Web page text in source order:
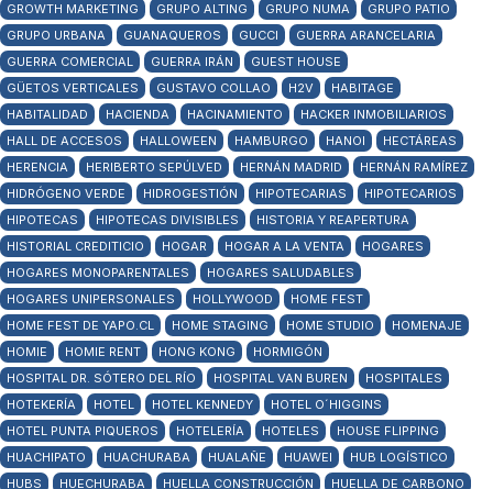
GROWTH MARKETING
GRUPO ALTING GRUPO NUMA
GRUPO PATIO
GRUPO URBANA
GUANAQUEROS GUCCI
GUERRA ARANCELARIA
GUERRA COMERCIAL
GUERRA IRÁN
GUEST HOUSE
GÜETOS VERTICALES
GUSTAVO COLLAO H2V
HABITAGE
HABITALIDAD
HACIENDA HACINAMIENTO
HACKER INMOBILIARIOS
HALL DE ACCESOS
HALLOWEEN HAMBURGO HANOI
HECTÁREAS
HERENCIA
HERIBERTO SEPÚLVED HERNÁN MADRID
HERNÁN RAMÍREZ
HIDRÓGENO VERDE
HIDROGESTIÓN HIPOTECARIAS
HIPOTECARIOS
HIPOTECAS
HIPOTECAS DIVISIBLES
HISTORIA Y REAPERTURA
HISTORIAL CREDITICIO
HOGAR HOGAR A LA VENTA
HOGARES
HOGARES MONOPARENTALES
HOGARES SALUDABLES
HOGARES UNIPERSONALES
HOLLYWOOD
HOME FEST
HOME FEST DE YAPO.CL
HOME STAGING HOME STUDIO
HOMENAJE
HOMIE
HOMIE RENT HONG KONG
HORMIGÓN
HOSPITAL DR. SÓTERO DEL RÍO
HOSPITAL VAN BUREN
HOSPITALES
HOTEKERÍA
HOTEL HOTEL KENNEDY
HOTEL O´HIGGINS
HOTEL PUNTA PIQUEROS
HOTELERÍA HOTELES
HOUSE FLIPPING
HUACHIPATO
HUACHURABA HUALAÑE HUAWEI
HUB LOGÍSTICO
HUBS
HUECHURABA HUELLA CONSTRUCCIÓN
HUELLA DE CARBONO